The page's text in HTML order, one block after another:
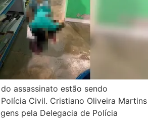
assassinato estão sendo
Civil. Cristiano Oliveira Martins
pela Delegacia de Polícia